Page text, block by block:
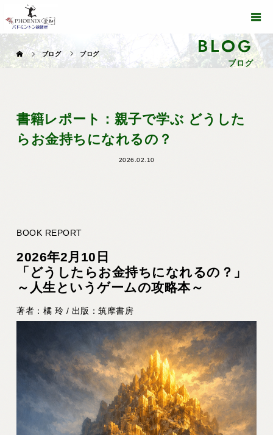
BLOG
ブログ
ブログ ブログ
書籍レポート：親子で学ぶ どうした
らお金持ちになれるの？
2026.02.10
BOOK REPORT
2026年2月10日
「どうしたらお金持ちになれるの？」
～人生というゲームの攻略本～
著者：橘 玲 / 出版：筑摩書房